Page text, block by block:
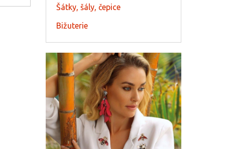
Šátky, šály, čepice
Bižuterie